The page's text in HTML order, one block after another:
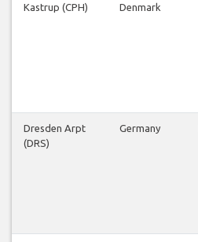
Kastrup (CPH) Denmark
Dresden Arpt
(DRS)
Germany